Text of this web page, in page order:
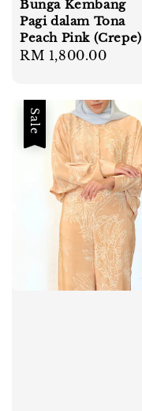
Bunga Kembang
Pagi dalam Tona
Peach Pink (Crepe)
Regular
RM 1,800.00
Sale